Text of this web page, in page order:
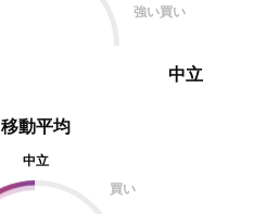
強い買い
中立
移動平均
中立
買い